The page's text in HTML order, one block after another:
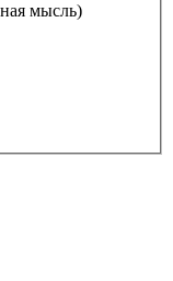
мысль)